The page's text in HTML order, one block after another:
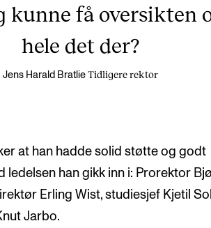
kunne få oversikten
hele det der?
Jens Harald Bratlie Tidligere rektor
at han hadde solid støtte og godt
ledelsen han gikk inn i: Prorektor
Erling Wist, studiesjef Kjetil
Jarbo.